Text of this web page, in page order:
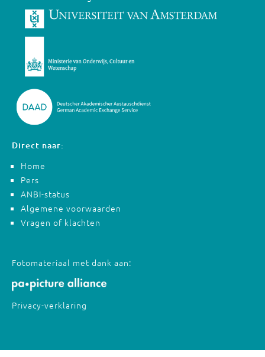
Direct naar:
Home
Pers
ANBI-status
Algemene voorwaarden
Vragen of klachten
Fotomateriaal met dank aan:
Privacy-verklaring